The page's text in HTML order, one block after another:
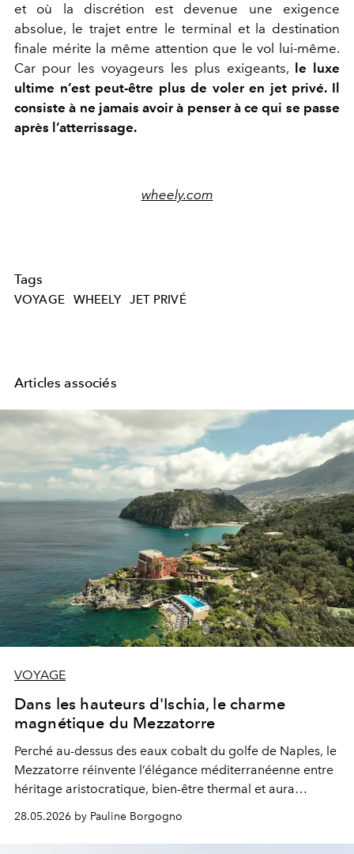
et où la discrétion est devenue une exigence
absolue, le trajet entre le terminal et la destination
finale mérite la même attention que le vol lui-même.
Car pour les voyageurs les plus exigeants,
le luxe
ultime n’est peut-être plus de voler en jet privé. Il
consiste à ne jamais avoir à penser à ce qui se passe
après l’atterrissage.
wheely.com
Tags
VOYAGE WHEELY JET PRIVÉ
Articles associés
VOYAGE
Dans les hauteurs d'Ischia, le charme
magnétique du Mezzatorre
Perché au-dessus des eaux cobalt du golfe de Naples, le
Mezzatorre réinvente l’élégance méditerranéenne entre
héritage aristocratique, bien-être thermal et aura
cinématographique.
28.05.2026 by Pauline Borgogno